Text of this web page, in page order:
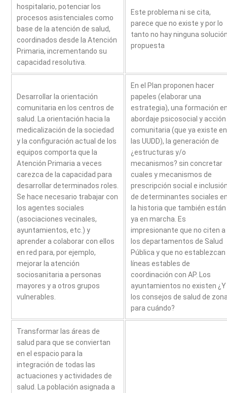
hospitalario, potenciar los
procesos asistenciales como
base de la atención de salud,
coordinados desde la Atención
Primaria, incrementando su
capacidad resolutiva.
Este problema ni se cita,
parece que no existe y por lo
tanto no hay ninguna
propuesta
Desarrollar la orientación
comunitaria en los centros de
salud. La orientación hacia la
medicalización de la sociedad
y la configuración actual de los
equipos comporta que la
Atención Primaria a veces
carezca de la capacidad para
desarrollar determinados roles.
Se hace necesario trabajar con
los agentes sociales
(asociaciones vecinales,
ayuntamientos, etc.) y
aprender a colaborar con ellos
en red para, por ejemplo,
mejorar la atención
sociosanitaria a personas
mayores y a otros grupos
vulnerables.
En el Plan proponen hacer
papeles (elaborar una
estrategia), una formación
abordaje psicosocial y acción
comunitaria (que ya existe en
las UUDD), la generación de
¿estructuras y/o
mecanismos? sin concretar
cuales y mecanismos de
prescripción social e
de determinantes sociales
la historia que también están
ya en marcha. Es
impresionante que no citen a
los departamentos de Salud
Pública y que no establezcan
líneas estables de
coordinación con AP. Los
ayuntamientos no existen ¿Y
los consejos de salud de
para cuándo?
Transformar las áreas de
salud para que se conviertan
en el espacio para la
integración de todas las
actuaciones y actividades de
salud. La población asignada a